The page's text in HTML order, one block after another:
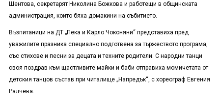
Шентова, секретарят Николина Божкова и работещи в общинската
администрация, които бяха домакини на събитието.
Възпитаници на ДТ „Пека и Карло Чоконяни“ представиха пред
уважилите празника специално подготвена за тържеството програма,
със стихове и песни за децата и техните родители. С народни танци
своя поздрав към щастливите майки и баби отправиха момичетата от
детския танцов състав при читалище „Напредък“, с хореограф Евгения
Ралчева.